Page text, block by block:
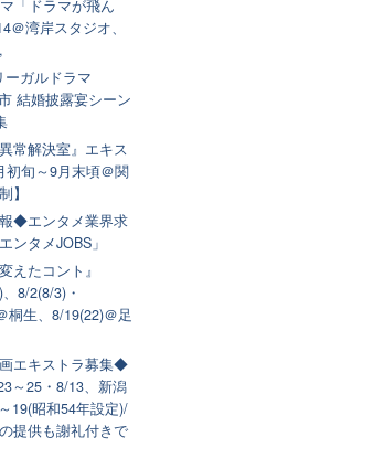
「ドラマが飛ん
＠湾岸スタジオ、
ーガルドラマ
結婚披露宴シーン
常解決室』エキス
初旬～9月末頃＠関
】
◆エンタメ業界求
ンタメJOBS」
えたコント』
8/2(8/3)・
桐生、8/19(22)＠足
エキストラ募集◆
～25・8/13、新潟
19(昭和54年設定)/
提供も謝礼付きで